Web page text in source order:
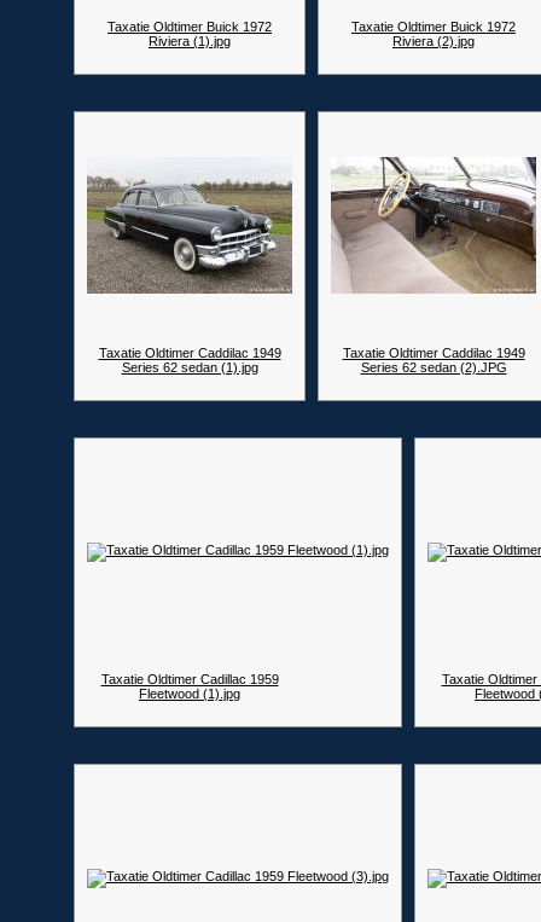
Taxatie Oldtimer Buick 1972
Riviera (1).jpg
Taxatie Oldtimer Buick 1972
Riviera (2).jpg
Taxatie Oldtimer Caddilac 1949
Series 62 sedan (1).jpg
Taxatie Oldtimer Caddilac 1949
Series 62 sedan (2).JPG
Taxatie Oldtimer Cadillac 1959
Fleetwood (1).jpg
Taxatie Oldtimer
Fleetwood